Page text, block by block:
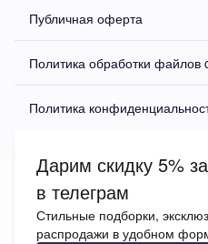
Публичная оферта
Политика обработки файлов
Политика
Дарим скидку 5%
в телеграм
Стильные подборки,
распродажи в удобном